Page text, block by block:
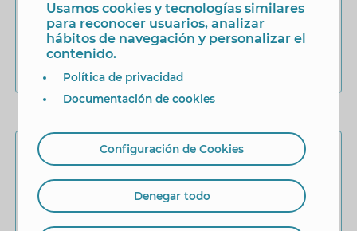
Póker de premios en los
Berlanga para ‘El Cover’
y ‘Ama’, películas
rodadas en Benidorm
8 Diciembre 2021
Alcaldía
Benidorm, escenario de
campañas publicitarias
de prestigiosas marcas
Usamos cookies y tecnologías similares
para reconocer usuarios, analizar
hábitos de navegación y personalizar el
contenido.
Política de privacidad
Documentación de cookies
Configuración de Cookies
Denegar todo